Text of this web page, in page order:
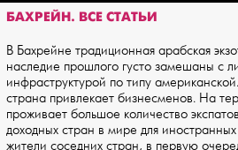
БАХРЕЙН. ВСЕ СТАТЬИ
В Бахрейне традиционная арабская
наследие прошлого густо замешаны с
инфраструктурой по типу
страна привлекает бизнесменов. На
проживает большое количество
доходных стран в мире для
жители соседних стран, в первую